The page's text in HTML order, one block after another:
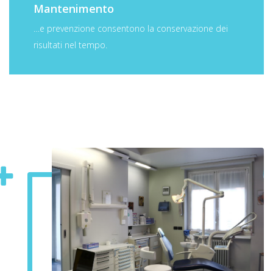
Mantenimento
…e prevenzione consentono la conservazione dei
risultati nel tempo.